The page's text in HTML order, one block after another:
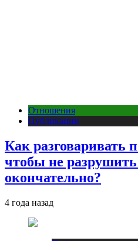
Отношения
Публикации
Как разговаривать
чтобы не разрушить
окончательно?
4 года назад